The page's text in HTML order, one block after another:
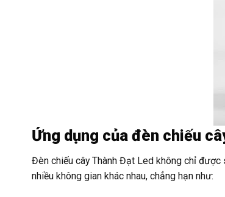
Ứng dụng của đèn chiếu
Đèn chiếu cây Thành Đạt Led không chỉ
nhiều không gian khác nhau, chẳng hạn như: